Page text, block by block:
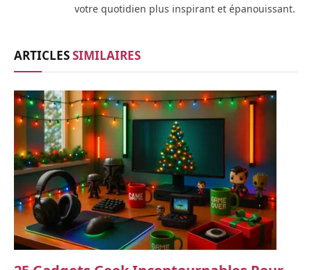
votre quotidien plus inspirant et épanouissant.
ARTICLESSIMILAIRES